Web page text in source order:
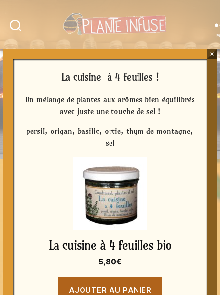
La cuisine à 4 feuilles !
Un mélange de plantes aux arômes bien équilibrés
avec juste une touche de sel !
persil, origan, basilic, ortie, thym de montagne,
sel
La cuisine à 4 feuilles bio
5,80€
AJOUTER AU PANIER
×